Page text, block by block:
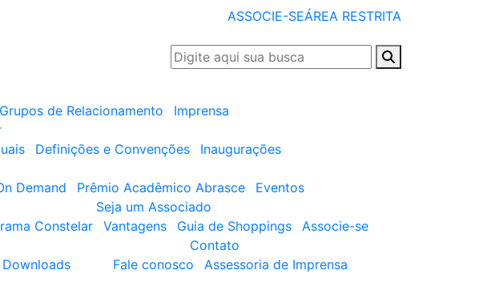
ASSOCIE-SEÁREA RESTRITA
Grupos de Relacionamento
Imprensa
Definições e Convenções
Inaugurações
Demand Prêmio Acadêmico Abrasce
Eventos
Seja um Associado
Constelar
Vantagens Guia de Shoppings
Associe-se
Downloads
Contato
Fale conosco
Assessoria de Imprensa